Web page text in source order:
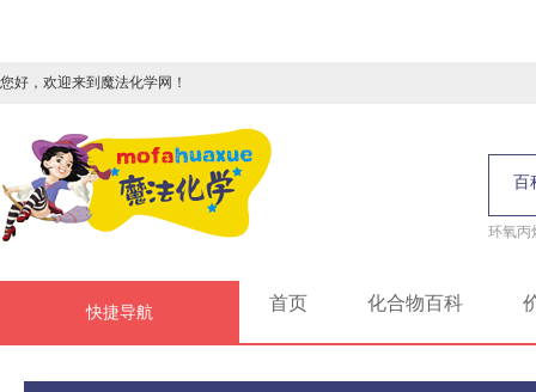
您好，欢迎来到魔法化学网！
百
环氧丙
快捷导航 首页 化合物百科